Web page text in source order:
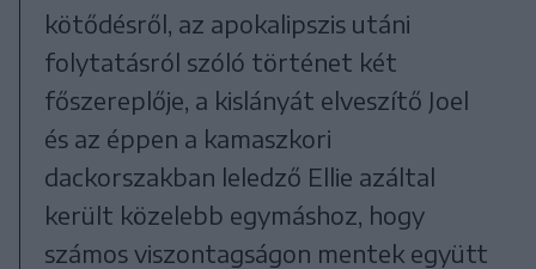
kötődésről, az apokalipszis utáni
folytatásról szóló történet két
főszereplője, a kislányát elveszítő Joel
és az éppen a kamaszkori
dackorszakban leledző Ellie azáltal
került közelebb egymáshoz, hogy
számos viszontagságon mentek együtt